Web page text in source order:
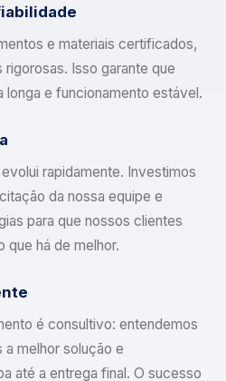
e materiais certificados,
Isso garante que
longa e funcionamento estável.
rapidamente. Investimos
da nossa equipe e
para que nossos clientes
que há de melhor.
é consultivo: entendemos
melhor solução e
até a entrega final. O sucesso